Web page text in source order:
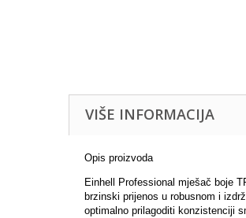
VIŠE INFORMACIJA
Opis proizvoda
Einhell Professional mješač boje
brzinski prijenos u robusnom i
optimalno prilagoditi konzistenciji